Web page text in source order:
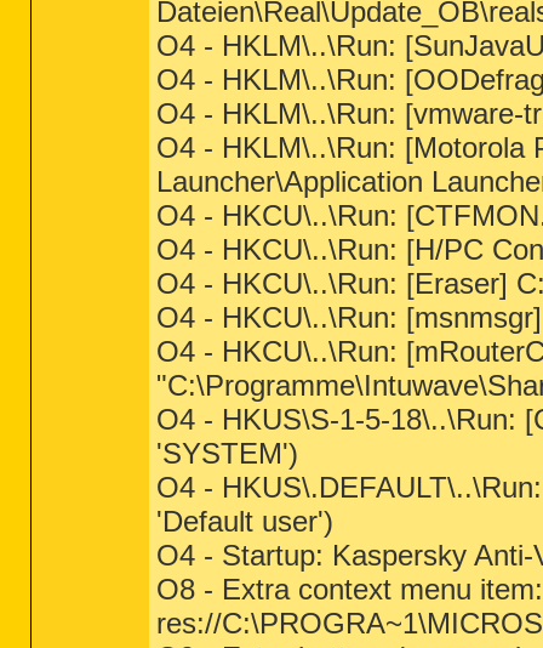
O4 - HKLM\..\Run:
O4 - HKLM\..\Run:
O4 - HKLM\..\Run: [vmware-
O4 - HKLM\..\Run: [Motorola
Launcher\Application
O4 - HKCU\..\Run:
O4 - HKCU\..\Run: [H/PC
O4 - HKCU\..\Run: [Eraser]
O4 - HKCU\..\Run:
O4 - HKCU\..\Run:
O4 - HKUS\S-1-5-18\..\Run:
'SYSTEM')
O4 -
'Default user')
O4 - Startup: Kaspersky
O8 - Extra context menu
res://